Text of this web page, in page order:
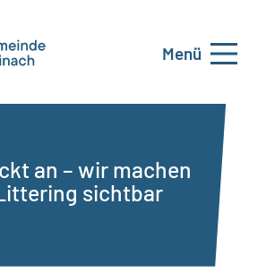
Menü
an – wir machen
sichtbar